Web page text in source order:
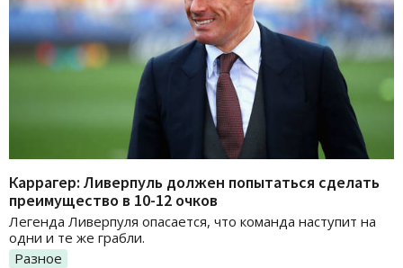
Каррагер: Ливерпуль должен попытаться сделать
преимущество в 10-12 очков
Легенда Ливерпуля опасается, что команда наступит на
одни и те же грабли.
Разное